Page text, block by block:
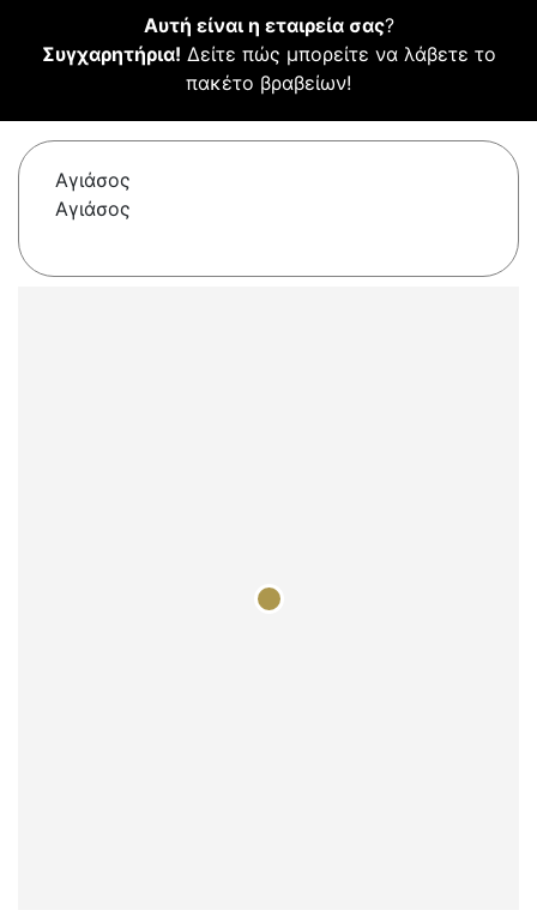
Αυτή είναι η εταιρεία σας?
Συγχαρητήρια! Δείτε πώς μπορείτε να λάβετε το
πακέτο βραβείων!
Αγιάσος
Αγιάσος